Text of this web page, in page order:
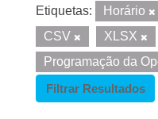
Etiquetas: Horário
CSV
XLSX
Programação da
Filtrar Resultados